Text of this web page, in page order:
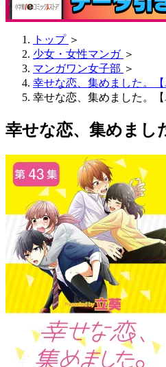
トップ ＞
少女・女性マンガ ＞
マンガワン女子部 ＞
幸せな恋、集めました。【
幸せな恋、集めました。
幸せな恋、集めまし